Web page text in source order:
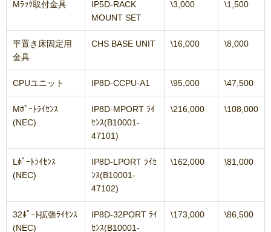
Mﾗｯｸ取付金具
IP5D-RACK
MOUNT SET
\3,000 \1,500
平置き床固定用
金具
CHS BASE UNIT \16,000 \8,000
CPUユニット IP8D-CCPU-A1 \95,000 \47,500
Mﾎﾟｰﾄﾗｲｾﾝｽ
(NEC)
IP8D-MPORT ﾗｲ
ｾﾝｽ(B10001-
47101)
\216,000 \108,000
Lﾎﾟｰﾄﾗｲｾﾝｽ
(NEC)
IP8D-LPORT ﾗｲｾ
ﾝｽ(B10001-
47102)
\162,000 \81,000
32ﾎﾟｰﾄ拡張ﾗｲｾﾝｽ
(NEC)
IP8D-32PORT ﾗｲ
ｾﾝｽ(B10001-
\173,000 \86,500